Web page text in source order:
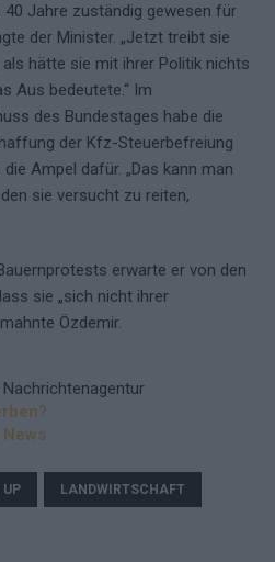
40 Jahre zuständig gewesen für
der Minister. „Jetzt treibt sie
hätte sie mit ihrer Politik nichts
Aus bedeutete.“ Im
des Bundestages habe die
der Kfz-Steuerbefreiung
Ampel dafür. „Das kann man
sie versucht zu reiten,
erwarte er von den
sie „sich nicht ihrer
Özdemir.
Nachrichtenagentur
UP LANDWIRTSCHAFT